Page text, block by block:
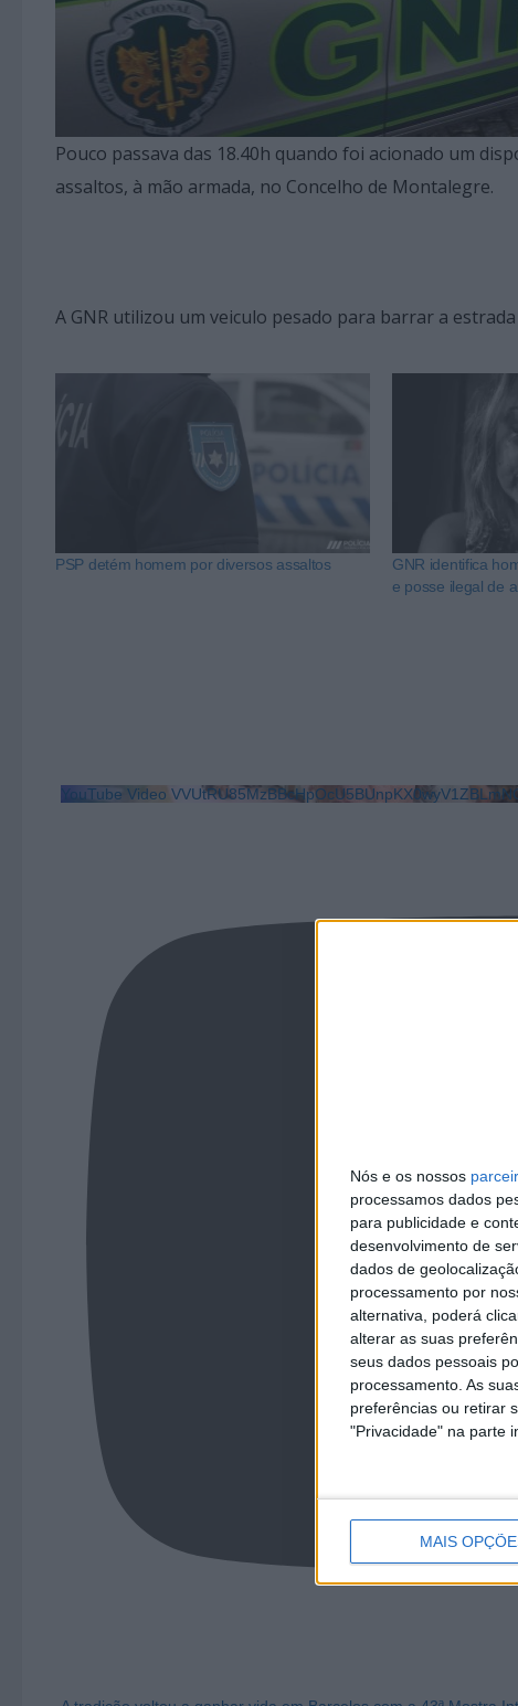
Nós e os nossos
processamos dados
para publicidade e
desenvolvimento de
dados de
processamento por
alternativa, poderá
alterar as suas
seus dados pessoais
processamento. As
preferências ou retirar
"Privacidade" na parte
MAIS
Pouco passava das 18.40h quando foi acionado um
assaltos, à mão armada, no Concelho de Montalegre.
A GNR utilizou um veiculo pesado para barrar a
PSP detém homem por diversos assaltos
GNR identifica
e posse ilegal de
YouTube Video